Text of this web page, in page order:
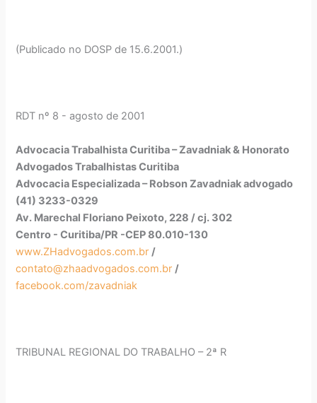
(Publicado no DOSP de 15.6.2001.)
RDT nº 8 - agosto de 2001
Advocacia Trabalhista Curitiba – Zavadniak & Honorato
Advogados Trabalhistas Curitiba
Advocacia Especializada – Robson Zavadniak advogado
(41) 3233-0329
Av. Marechal Floriano Peixoto, 228 / cj. 302
Centro - Curitiba/PR -CEP 80.010-130
www.ZHadvogados.com.br /
contato@zhaadvogados.com.br /
facebook.com/zavadniak
TRIBUNAL REGIONAL DO TRABALHO – 2ª R